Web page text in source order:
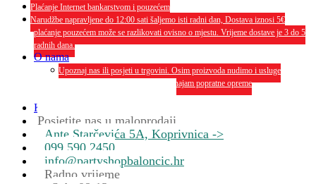
Plaćanje Internet bankarstvom i pouzećem
Narudžbe napravljene do 12:00 sati šaljemo isti radni dan, Dostava iznosi 5€
plaćanje pouzećem može se razlikovati ovisno o mjestu. Vrijeme dostave je 3 do 5
radnih dana.
O nama
Upoznaj nas ili posjeti u trgovini. Osim proizvoda nudimo i usluge
dekoriranja interijera i eksterija te najam popratne opreme
Kontakt
Posjetite nas u maloprodaji
Ante Starčevića 5A, Koprivnica ->
099 590 2450
info@partyshopbaloncic.hr
Radno vrijeme